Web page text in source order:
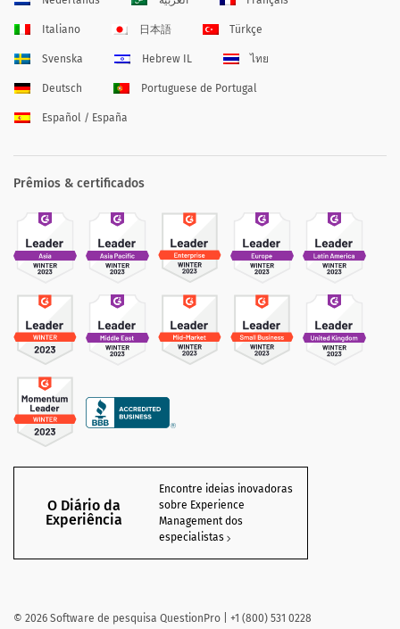
Italiano 日本語 Türkçe
Svenska Hebrew IL ไทย
Deutsch Portuguese de Portugal
Español / España
Prêmios & certificados
O Diário da
Experiência
Encontre ideias inovadoras
sobre Experience
Management dos
especialistas
© 2026 Software de pesquisa QuestionPro | +1 (800) 531 0228